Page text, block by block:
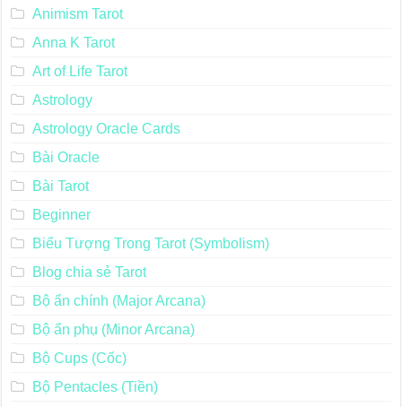
Animism Tarot
Anna K Tarot
Art of Life Tarot
Astrology
Astrology Oracle Cards
Bài Oracle
Bài Tarot
Beginner
Biểu Tượng Trong Tarot (Symbolism)
Blog chia sẻ Tarot
Bộ ẩn chính (Major Arcana)
Bộ ẩn phụ (Minor Arcana)
Bộ Cups (Cốc)
Bộ Pentacles (Tiền)